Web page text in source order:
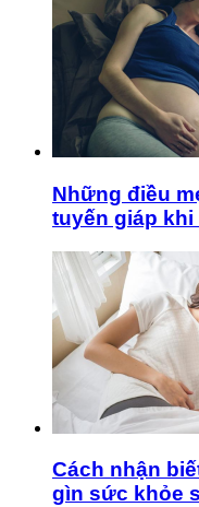
Những điều
tuyến giáp khi
Cách nhận
gìn sức khỏe